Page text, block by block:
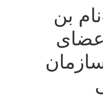
بن